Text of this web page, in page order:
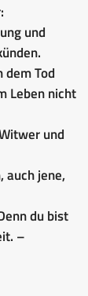
und
Tod
Leben nicht
und
auch jene,
du bist
–